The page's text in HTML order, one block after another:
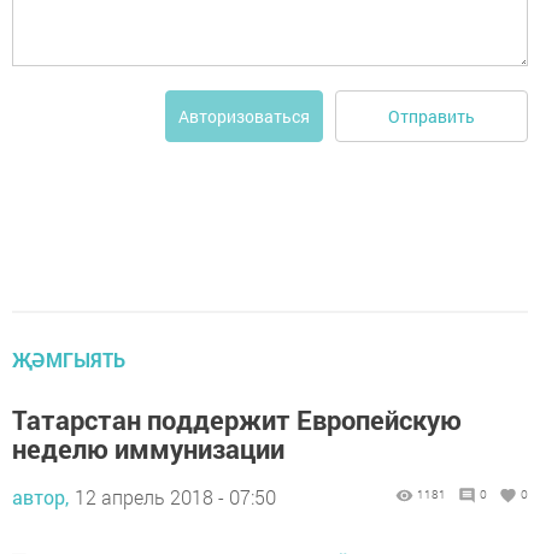
Авторизоваться Отправить
ҖӘМГЫЯТЬ
Татарстан поддержит Европейскую
неделю иммунизации
автор, 12 апрель 2018 - 07:50 1181 0 0